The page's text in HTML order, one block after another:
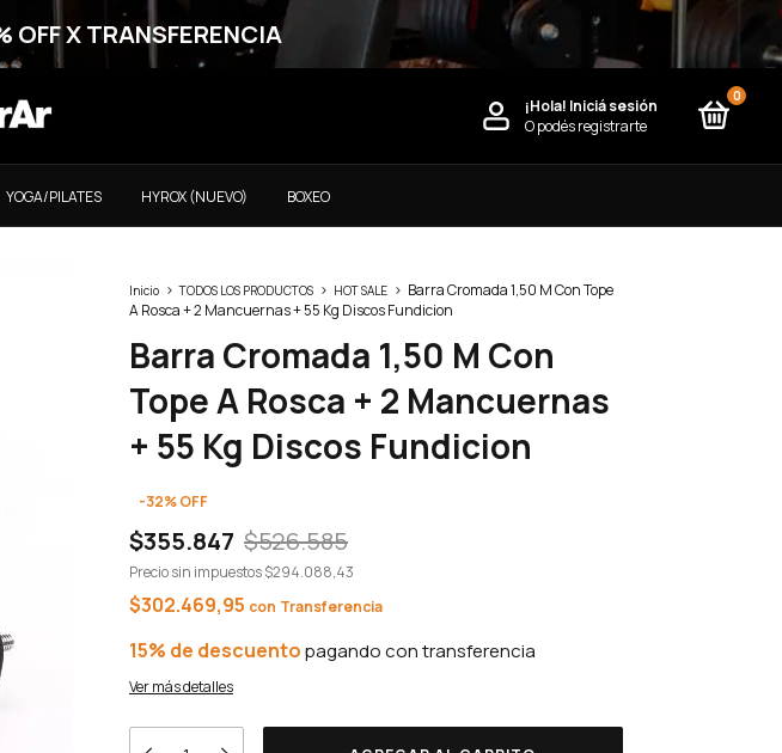
OFF X TRANSFERENCIA
¡Hola! Iniciá sesión
O podés registrarte
0
YOGA/PILATES HYROX (NUEVO) BOXEO
Inicio > TODOS LOS PRODUCTOS > HOT SALE > Barra Cromada 1,50 M Con Tope
A Rosca + 2 Mancuernas + 55 Kg Discos Fundicion
Barra Cromada 1,50 M Con
Tope A Rosca + 2 Mancuernas
+ 55 Kg Discos Fundicion
-32%OFF
$355.847 $526.585
Precio sin impuestos$294.088,43
$302.469,95 con
15% de descuento
Ver más detalles